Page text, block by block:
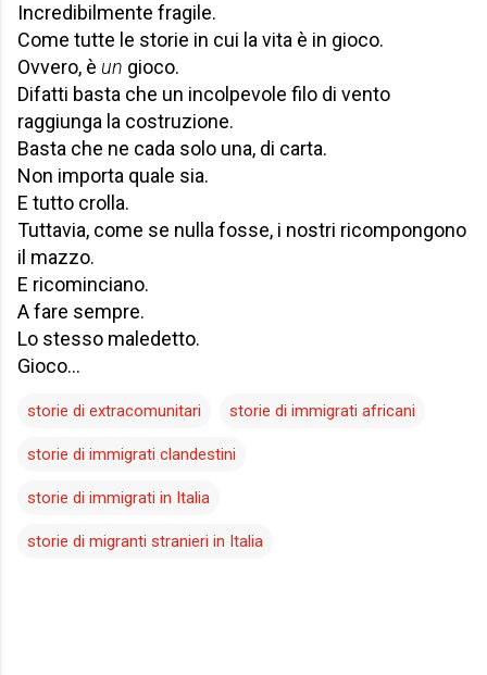
Incredibilmente fragile.
Come tutte le storie in cui la vita è in gioco.
Ovvero, è un gioco.
Difatti basta che un incolpevole filo di vento
raggiunga la costruzione.
Basta che ne cada solo una, di carta.
Non importa quale sia.
E tutto crolla.
Tuttavia, come se nulla fosse, i nostri ricompongono
il mazzo.
E ricominciano.
A fare sempre.
Lo stesso maledetto.
Gioco…
storie di extracomunitari storie di immigrati africani
storie di immigrati clandestini
storie di immigrati in Italia
storie di migranti stranieri in Italia